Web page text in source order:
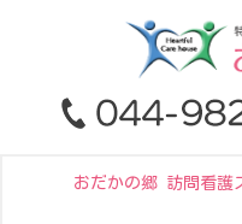
おだかの郷 訪問看護